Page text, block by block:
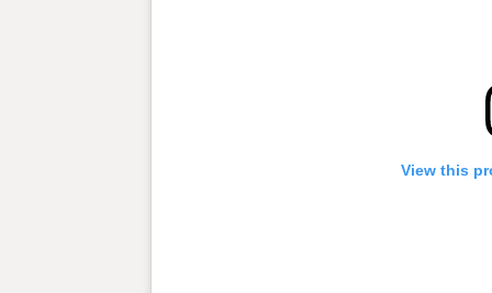
View this